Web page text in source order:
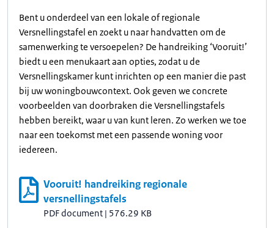
Bent u onderdeel van een lokale of regionale
Versnellingstafel en zoekt u naar handvatten om de
samenwerking te versoepelen? De handreiking ‘Vooruit!’
biedt u een menukaart aan opties, zodat u de
Versnellingskamer kunt inrichten op een manier die past
bij uw woningbouwcontext. Ook geven we concrete
voorbeelden van doorbraken die Versnellingstafels
hebben bereikt, waar u van kunt leren. Zo werken we toe
naar een toekomst met een passende woning voor
iedereen.
Vooruit! handreiking regionale
versnellingstafels
PDF document | 576.29 KB